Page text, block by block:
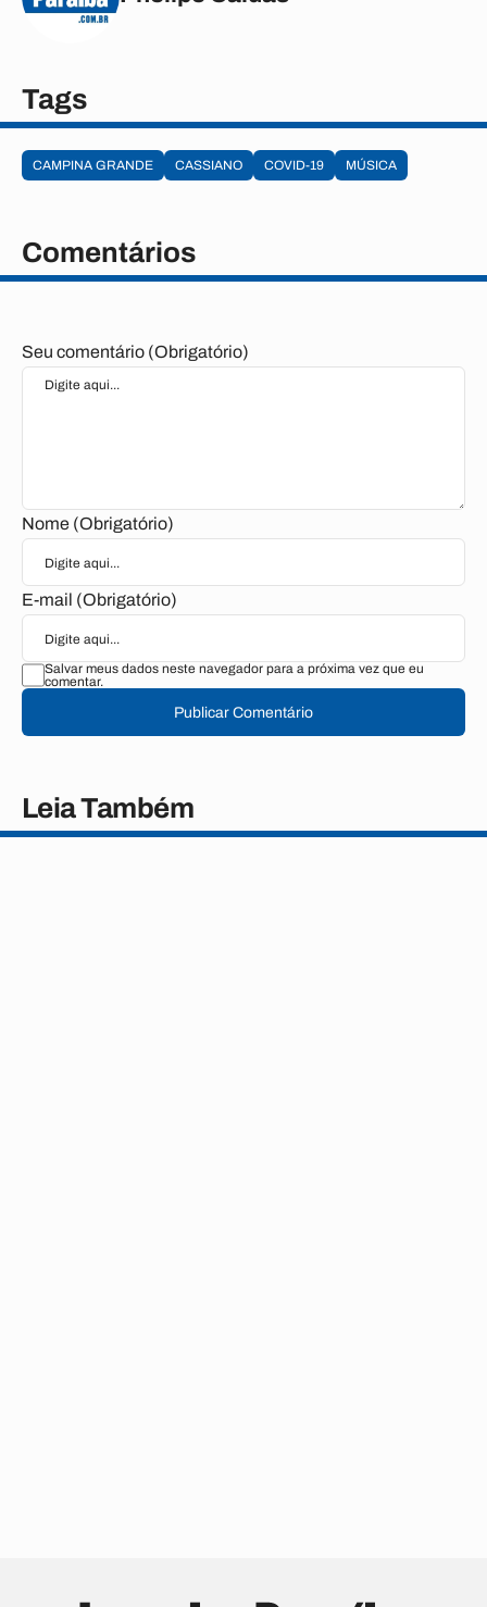
Tags
CAMPINA GRANDE CASSIANO COVID-19 MÚSICA
Comentários
Seu comentário (Obrigatório)
Nome (Obrigatório)
E-mail (Obrigatório)
Salvar meus dados neste navegador para a próxima vez que eu
comentar.
Publicar Comentário
Leia Também